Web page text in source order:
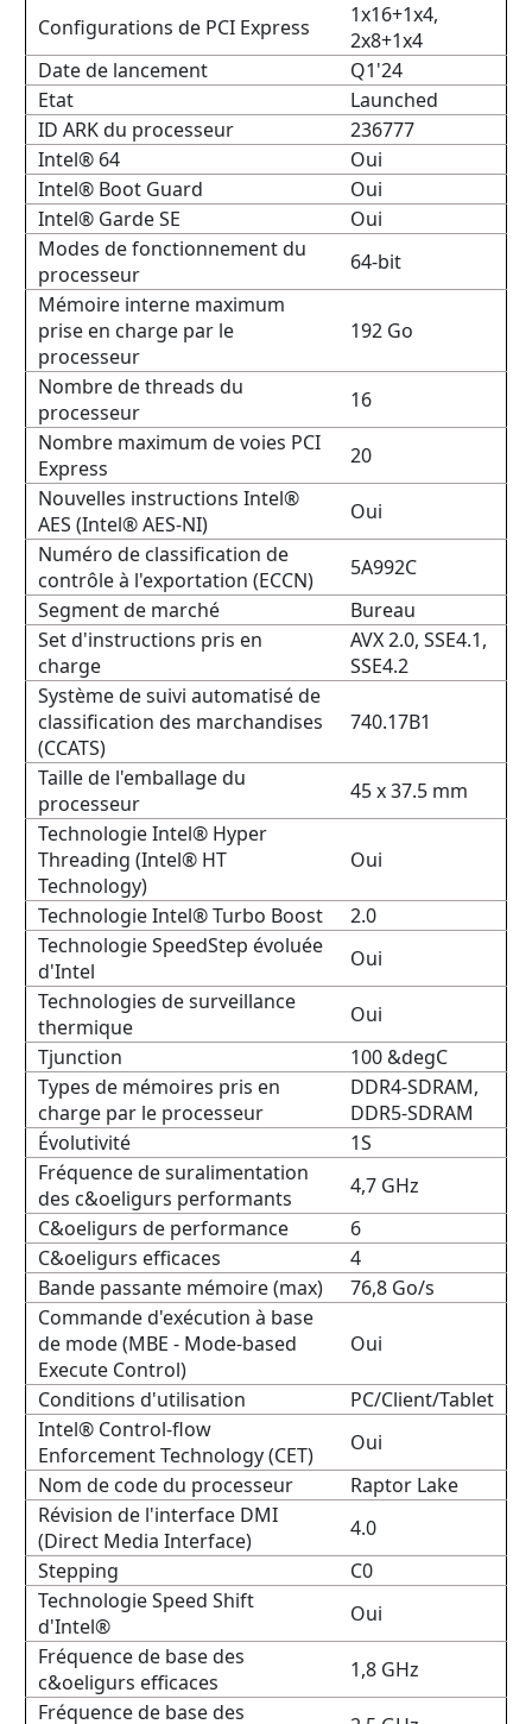
Configurations de PCI Express
1x16+1x4,
2x8+1x4
Date de lancement
Q1'24
Etat
Launched
ID ARK du processeur
236777
Intel® 64
Oui
Intel® Boot Guard
Oui
Intel® Garde SE
Oui
Modes de fonctionnement du
processeur
64-bit
Mémoire interne maximum
prise en charge par le
processeur
192 Go
Nombre de threads du
processeur
16
Nombre maximum de voies PCI
Express
20
Nouvelles instructions Intel®
AES (Intel® AES-NI)
Oui
Numéro de classification de
contrôle à l'exportation (ECCN)
5A992C
Segment de marché
Bureau
Set d'instructions pris en
charge
AVX 2.0, SSE4.1,
SSE4.2
Système de suivi automatisé de
classification des marchandises
(CCATS)
740.17B1
Taille de l'emballage du
processeur
45 x 37.5 mm
Technologie Intel® Hyper
Threading (Intel® HT
Technology)
Oui
Technologie Intel® Turbo Boost
2.0
Technologie SpeedStep évoluée
d'Intel
Oui
Technologies de surveillance
thermique
Oui
Tjunction
100 &degC
Types de mémoires pris en
charge par le processeur
DDR4-SDRAM,
DDR5-SDRAM
Évolutivité
1S
Fréquence de suralimentation
des c&oeligurs performants
4,7 GHz
C&oeligurs de performance
6
C&oeligurs efficaces
4
Bande passante mémoire (max)
76,8 Go/s
Commande d'exécution à base
de mode (MBE - Mode-based
Execute Control)
Oui
Conditions d'utilisation
PC/Client/Tablet
Intel® Control-flow
Enforcement Technology (CET)
Oui
Nom de code du processeur
Raptor Lake
Révision de l'interface DMI
(Direct Media Interface)
4.0
Stepping
C0
Technologie Speed Shift
d'Intel®
Oui
Fréquence de base des
c&oeligurs efficaces
1,8 GHz
Fréquence de base des